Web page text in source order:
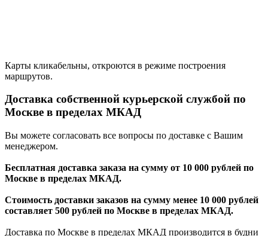
Карты кликабельны, откроются в режиме построения
маршрутов.
Доставка собственной курьерской службой по
Москве в пределах МКАД
Вы можете согласовать все вопросы по доставке с Вашим
менеджером.
Бесплатная доставка заказа на сумму от 10 000 рублей по
Москве в пределах МКАД.
Стоимость доставки заказов на сумму менее 10 000 рублей
составляет 500 рублей по Москве в пределах МКАД.
Доставка по Москве в пределах МКАД производится в будни